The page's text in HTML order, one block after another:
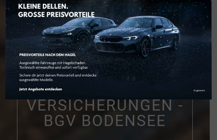
AGRARMASCHINEN
NEU BEI DER AUER
GRUPPE: AUER
VERSICHERUNGEN -
BGV BODENSEE